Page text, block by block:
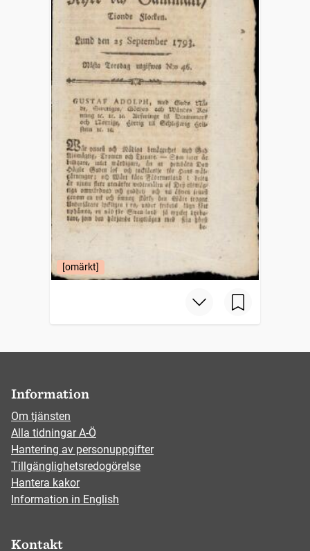
[omärkt]
Information
Om tjänsten
Alla tidningar A-Ö
Hantering av personuppgifter
Tillgänglighetsredogörelse
Hantera kakor
Information in English
Kontakt